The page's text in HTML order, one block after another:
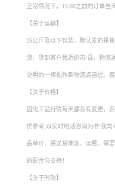
正常情况下，15:00之前的订单当
【关于运输】
25公斤及以下包装，默认发的是
流，货到客户就近的市/县，物流
说明的一律视作到物流点自提。
【关于价格】
因化工品行情每天都会有变更，
供参考,以实时电话咨询为准!我司
品单价、提送货地址、运费。需
的配合与支持！
【关于时效】